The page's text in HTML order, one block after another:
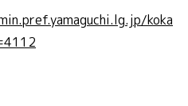
koka